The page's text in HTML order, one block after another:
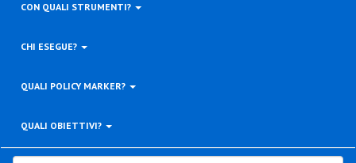
CON QUALI STRUMENTI?
CHI ESEGUE?
QUALI POLICY MARKER?
QUALI OBIETTIVI?